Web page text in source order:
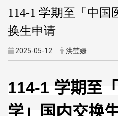
114-1 学期至「中国
换生申请
2025-05-12 洪莹婕
114-1 学期至
学」国内交换